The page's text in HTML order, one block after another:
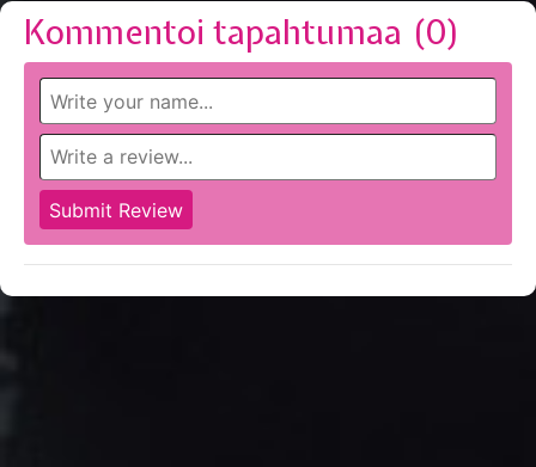
Kommentoi tapahtumaa (0)